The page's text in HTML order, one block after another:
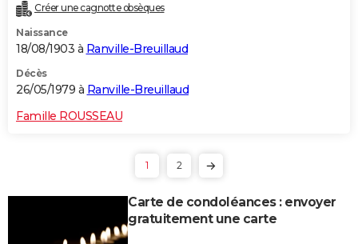
Créer une cagnotte obsèques
Naissance
18/08/1903 à Ranville-Breuillaud
Décès
26/05/1979 à Ranville-Breuillaud
Famille ROUSSEAU
1 2
Carte de condoléances : envoyer
gratuitement une carte